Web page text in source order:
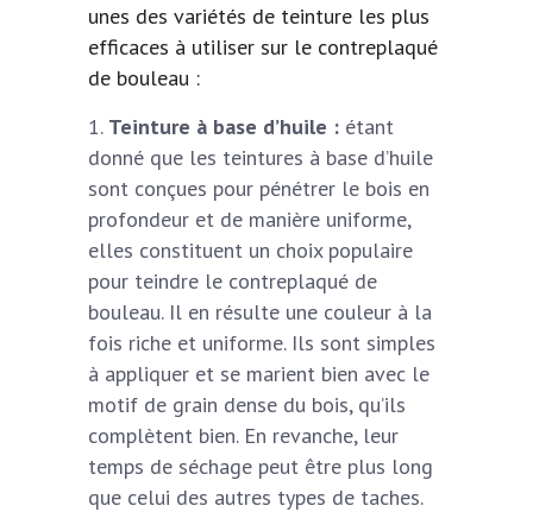
unes des variétés de teinture les plus
efficaces à utiliser sur le contreplaqué
de bouleau :
Teinture à base d’huile : étant
donné que les teintures à base d’huile
sont conçues pour pénétrer le bois en
profondeur et de manière uniforme,
elles constituent un choix populaire
pour teindre le contreplaqué de
bouleau. Il en résulte une couleur à la
fois riche et uniforme. Ils sont simples
à appliquer et se marient bien avec le
motif de grain dense du bois, qu’ils
complètent bien. En revanche, leur
temps de séchage peut être plus long
que celui des autres types de taches.